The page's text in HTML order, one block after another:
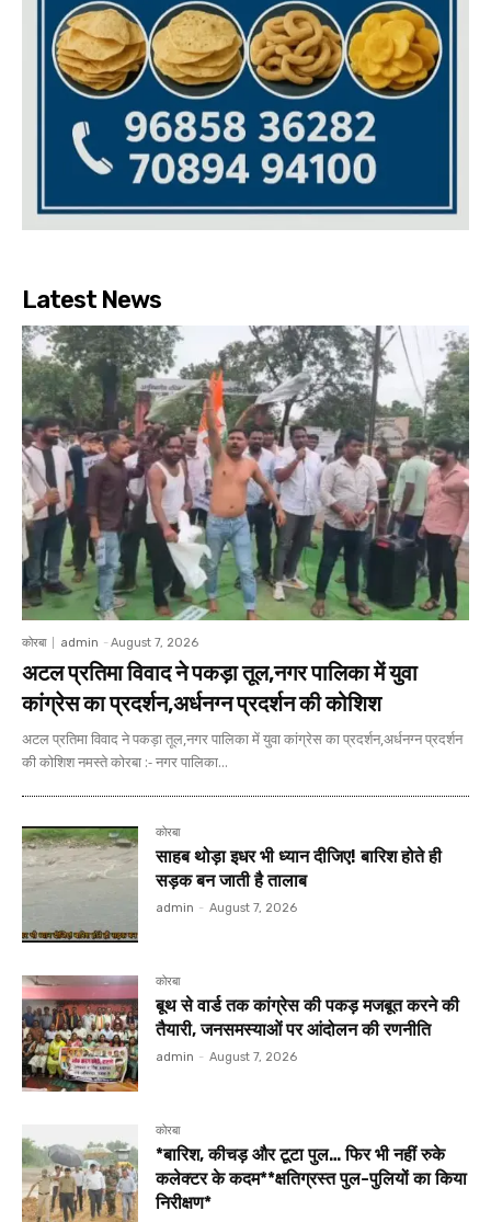
Latest News
कोरबा admin - August 7, 2026
अटल प्रतिमा विवाद ने पकड़ा तूल,नगर पालिका में युवा
कांग्रेस का प्रदर्शन,अर्धनग्न प्रदर्शन की कोशिश
अटल प्रतिमा विवाद ने पकड़ा तूल,नगर पालिका में युवा कांग्रेस का प्रदर्शन,अर्धनग्न प्रदर्शन
की कोशिश नमस्ते कोरबा :- नगर पालिका...
कोरबा
साहब थोड़ा इधर भी ध्यान दीजिए! बारिश होते ही
सड़क बन जाती है तालाब
admin - August 7, 2026
कोरबा
बूथ से वार्ड तक कांग्रेस की पकड़ मजबूत करने की
तैयारी, जनसमस्याओं पर आंदोलन की रणनीति
admin - August 7, 2026
कोरबा
*बारिश, कीचड़ और टूटा पुल… फिर भी नहीं रुके
कलेक्टर के कदम**क्षतिग्रस्त पुल-पुलियों का किया
निरीक्षण*